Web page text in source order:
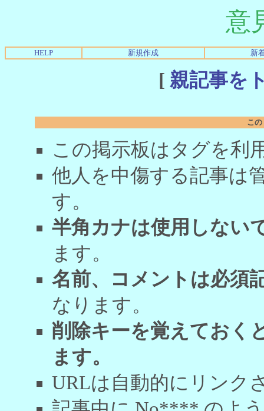
意
HELP 新規作成 新
[ 親記事を
こ
この掲示板はタグを利
他人を中傷する記事は
す。
半角カナは使用しない
ます。
名前、コメントは必須
なります。
削除キーを覚えておく
ます。
URLは自動的にリンク